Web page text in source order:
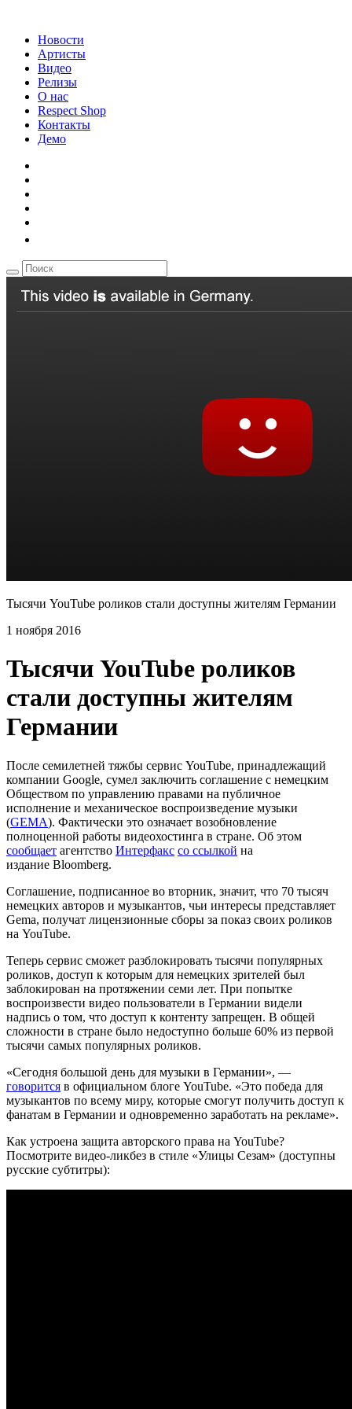
Новости
Артисты
Видео
Релизы
О нас
Respect Shop
Контакты
Демо
Тысячи YouTube роликов стали доступны жителям Германии
1 ноября 2016
Тысячи YouTube роликов
стали доступны жителям
Германии
После семилетней тяжбы сервис YouTube, принадлежащий
компании Google, сумел заключить соглашение с немецким
Обществом по управлению правами на публичное
исполнение и механическое воспроизведение музыки
(GEMA). Фактически это означает возобновление
полноценной работы видеохостинга в стране. Об этом
сообщает агентство Интерфакс cо ссылкой на
издание Bloomberg.
Соглашение, подписанное во вторник, значит, что 70 тысяч
немецких авторов и музыкантов, чьи интересы представляет
Gema, получат лицензионные сборы за показ своих роликов
на YouTube.
Теперь сервис сможет разблокировать тысячи популярных
роликов, доступ к которым для немецких зрителей был
заблокирован на протяжении семи лет. При попытке
воспроизвести видео пользователи в Германии видели
надпись о том, что доступ к контенту запрещен. В общей
сложности в стране было недоступно больше 60% из первой
тысячи самых популярных роликов.
«Сегодня большой день для музыки в Германии», —
говорится в официальном блоге YouTube. «Это победа для
музыкантов по всему миру, которые смогут получить доступ к
фанатам в Германии и одновременно заработать на рекламе».
Как устроена защита авторского права на YouTube?
Посмотрите видео-ликбез в стиле «Улицы Сезам» (доступны
русские субтитры):